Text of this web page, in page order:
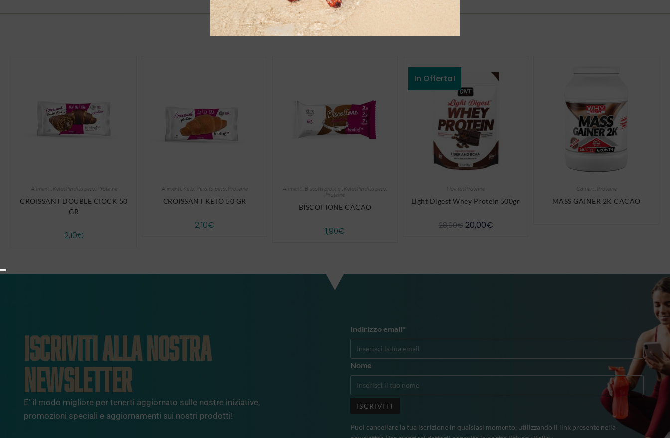
Alimenti Keto Perdita peso Proteine
CROISSANT DOUBLE CIOCK 50
GR
2,10€
Alimenti Keto Perdita peso Proteine
CROISSANT KETO 50 GR
2,10€
Alimenti Biscotti proteici Keto Perdita peso
Proteine
BISCOTTONE CACAO
1,90€
In Offerta!
Novità Proteine
Light Digest Whey Protein 500gr
28,90€ 20,00€
Gainers Proteine
MASS GAINER 2K CACAO
ISCRIVITI ALLA NOSTRA
NEWSLETTER
E’ il modo migliore per tenerti aggiornato sulle nostre iniziative,
promozioni speciali e aggiornamenti sui nostri prodotti!
Indirizzo email*
Nome
Puoi cancellare la tua iscrizione in qualsiasi momento, utilizzando il link presente nella